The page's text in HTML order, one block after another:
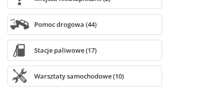
Pomoc drogowa (44)
Stacje paliwowe (17)
Warsztaty samochodowe (10)